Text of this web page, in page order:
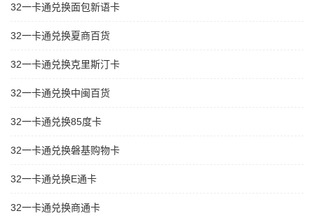
32一卡通兑换面包新语卡
32一卡通兑换夏商百货
32一卡通兑换克里斯汀卡
32一卡通兑换中闽百货
32一卡通兑换85度卡
32一卡通兑换磐基购物卡
32一卡通兑换E通卡
32一卡通兑换商通卡